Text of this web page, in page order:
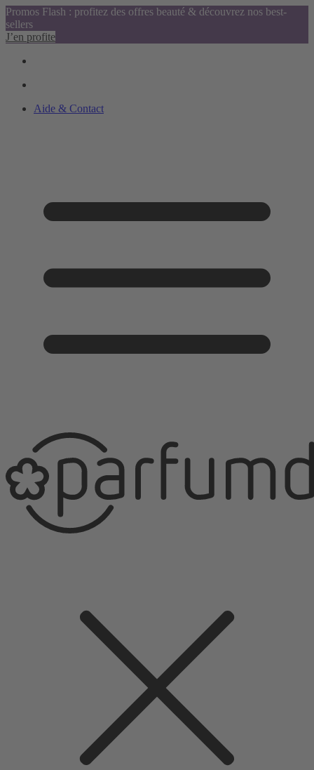
Promos Flash : profitez des offres beauté & découvrez nos best-
sellers
J’en profite
Aide & Contact